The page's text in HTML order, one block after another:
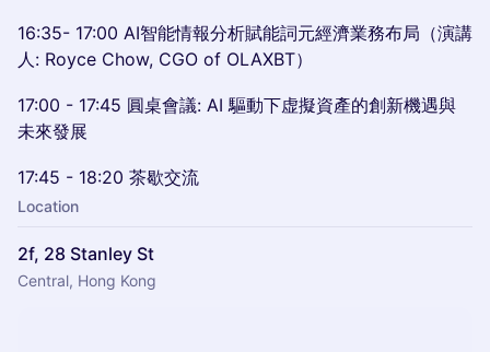
16:35- 17:00 AI智能情報分析賦能詞元經濟業務布局（演講
人: Royce Chow, CGO of OLAXBT）
17:00 - 17:45 圓桌會議: AI 驅動下虚擬資產的創新機遇與
未來發展
17:45 - 18:20 茶歇交流
Location
2f, 28 Stanley St
Central, Hong Kong